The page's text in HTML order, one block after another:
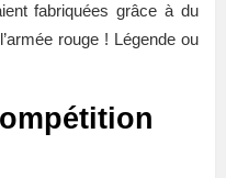
fabriquées grâce à du
rouge ! Légende ou